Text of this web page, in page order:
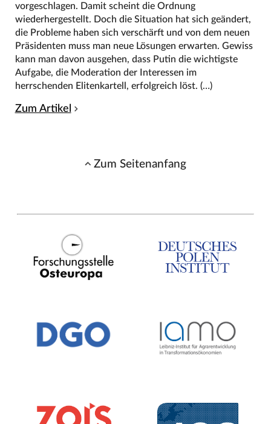
vorgeschlagen. Damit scheint die Ordnung
wiederhergestellt. Doch die Situation hat sich geändert,
die Probleme haben sich verschärft und von dem neuen
Präsidenten muss man neue Lösungen erwarten. Gewiss
kann man davon ausgehen, dass Putin die wichtigste
Aufgabe, die Moderation der Interessen im
herrschenden Elitenkartell, erfolgreich löst. (…)
Zum Artikel
Zum Seitenanfang